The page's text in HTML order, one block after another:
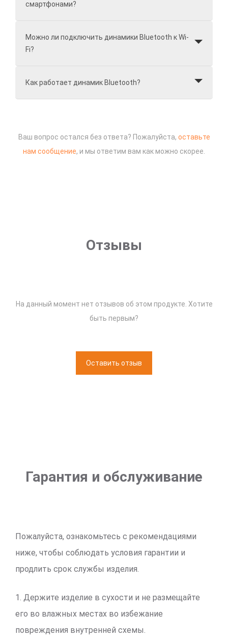
смартфонами?
Можно ли подключить динамики Bluetooth к Wi-
Fi?
Как работает динамик Bluetooth?
Ваш вопрос остался без ответа? Пожалуйста, оставьте
нам сообщение, и мы ответим вам как можно скорее.
Отзывы
На данный момент нет отзывов об этом продукте. Хотите
быть первым?
Оставить отзыв
Гарантия и обслуживание
Пожалуйста, ознакомьтесь с рекомендациями
ниже, чтобы соблюдать условия гарантии и
продлить срок службы изделия.
1. Держите изделие в сухости и не размещайте
его во влажных местах во избежание
повреждения внутренней схемы.